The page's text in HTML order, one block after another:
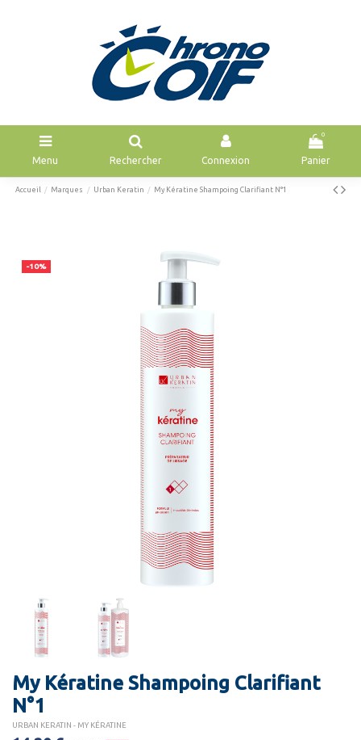
Menu Rechercher Connexion
0
Panier
Accueil Marques Urban Keratin My Kératine Shampoing Clarifiant N°1
-10%
My Kératine Shampoing Clarifiant
N°1
URBAN KERATIN - MY KÉRATINE